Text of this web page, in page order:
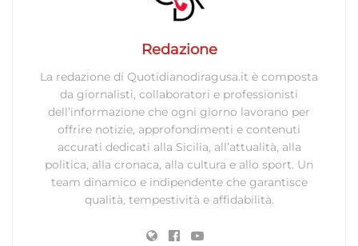
dei contenuti, Utilizzare profili per la selezione di contenuti
limitati per la selezione dei contenuti.
Funzionalità Sempre attivo
Abbinare e combinare dati provenienti da altre
fonti di dati, Collegare diversi dispositivi,
Identificare i dispositivi in base alle informazioni
trasmesse automaticamente.
Utilizzare dati di geolocalizzazione precisi,
richieste attivamente.
Redazione
La redazione di Quotidianodiragusa.it è composta
da giornalisti, collaboratori e professionisti
dell’informazione che ogni giorno lavorano per
offrire notizie, approfondimenti e contenuti
accurati dedicati alla Sicilia, all’attualità, alla
politica, alla cronaca, alla cultura e allo sport. Un
team dinamico e indipendente che garantisce
qualità, tempestività e affidabilità.